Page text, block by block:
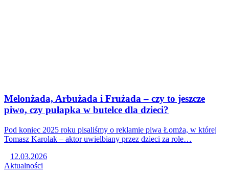
Melonżada, Arbużada i Frużada – czy to jeszcze
piwo, czy pułapka w butelce dla dzieci?
Pod koniec 2025 roku pisaliśmy o reklamie piwa Łomża, w której
Tomasz Karolak – aktor uwielbiany przez dzieci za role…
12.03.2026
Aktualności